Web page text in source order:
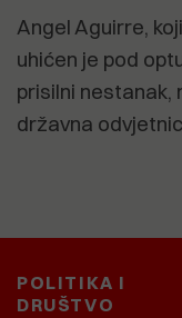
Angel Aguirre,
uhićen je pod
prisilni nestanak,
državna
POLITIKA I
DRUŠTVO